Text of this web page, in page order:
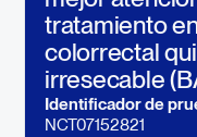
tratamiento
colorrectal
irresecable
Identificador de
NCT07152821